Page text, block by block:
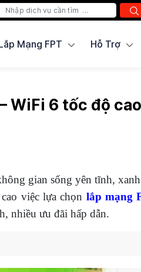
Mạng FPT Hỗ Trợ
WiFi 6 tốc độ cao
gian sống yên tĩnh,
việc lựa chọn lắp mạng
nhiều ưu đãi hấp dẫn.